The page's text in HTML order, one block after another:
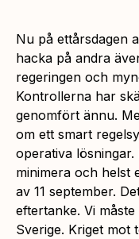
Nu på ettårsdagen
hacka på andra
regeringen och
Kontrollerna har
genomfört ännu.
om ett smart
operativa
minimera och helst
av 11 september.
eftertanke. Vi
Sverige. Kriget mot